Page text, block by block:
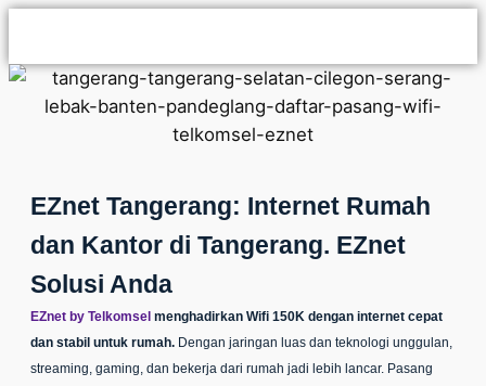
EZnet Tangerang: Internet Rumah
dan Kantor di Tangerang. EZnet
Solusi Anda
EZnet by Telkomsel menghadirkan Wifi 150K dengan internet cepat
dan stabil untuk rumah. Dengan jaringan luas dan teknologi unggulan,
streaming, gaming, dan bekerja dari rumah jadi lebih lancar. Pasang